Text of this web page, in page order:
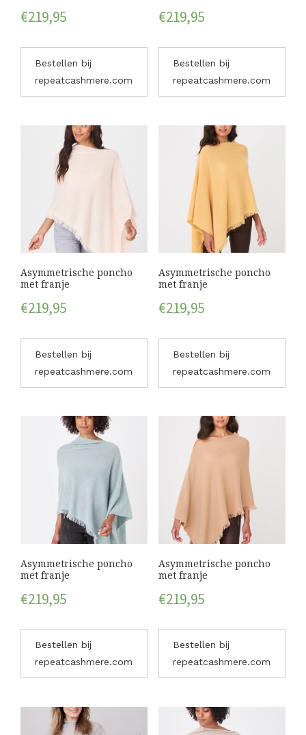
€219,95
Bestellen bij
repeatcashmere.com
€219,95
Bestellen bij
repeatcashmere.com
Asymmetrische poncho
met franje
€219,95
Bestellen bij
repeatcashmere.com
Asymmetrische poncho
met franje
€219,95
Bestellen bij
repeatcashmere.com
Asymmetrische poncho
met franje
€219,95
Bestellen bij
repeatcashmere.com
Asymmetrische poncho
met franje
€219,95
Bestellen bij
repeatcashmere.com